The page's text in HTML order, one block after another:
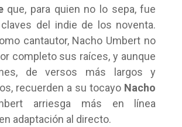
que, para quien no lo sepa, fue
del indie de los noventa.
cantautor, Nacho Umbert no
completo sus raíces, y aunque
de versos más largos y
recuerden a su tocayo Nacho
arriesga más en línea
adaptación al directo.